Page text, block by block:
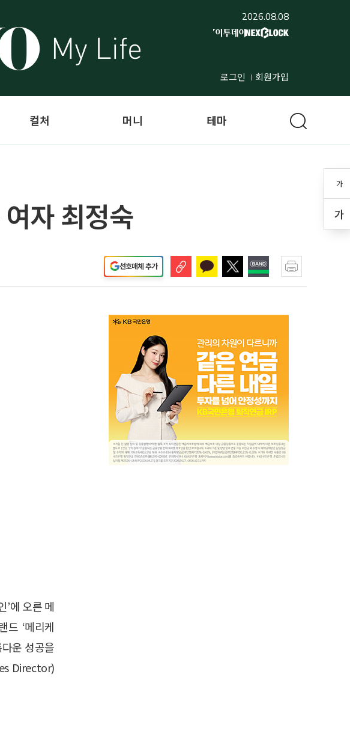
2026.08.08
로그인 회원가입
가
가
컬처 머니 테마
자 최정숙
선호매체 추가
’에 오른 메
드 ‘메리케
운 성공을
Director)